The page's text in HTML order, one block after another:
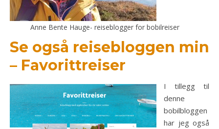
Anne Bente Hauge- reiseblogger for bobilreiser
Se også reisebloggen min
– Favorittreiser
I tillegg til
denne
bobilbloggen
har jeg også